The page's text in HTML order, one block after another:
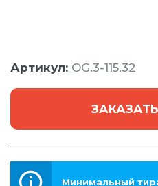
Артикул: OG.3-115.32
Минимальный